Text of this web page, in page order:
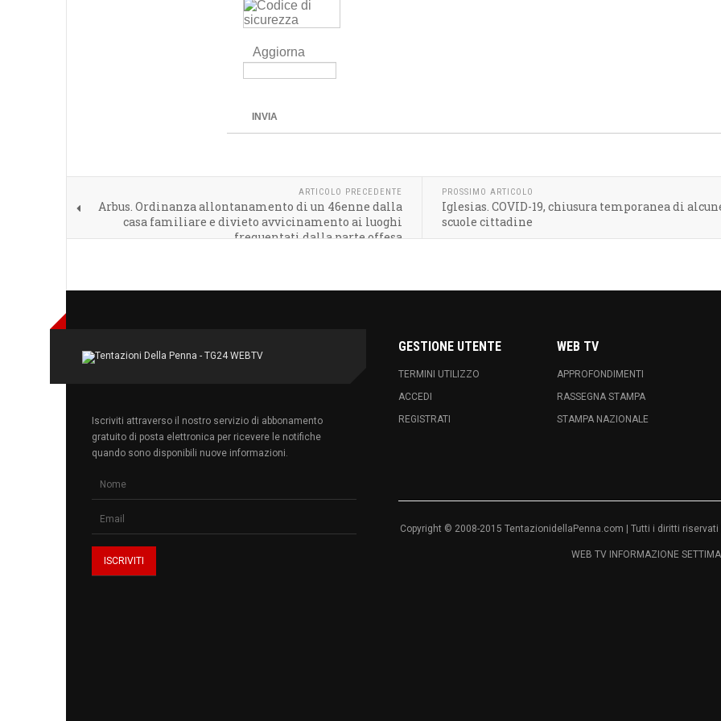
Aggiorna
INVIA
ARTICOLO PRECEDENTE
Arbus. Ordinanza allontanamento di un 46enne dalla
casa familiare e divieto avvicinamento ai luoghi
frequentati dalla parte offesa
PROSSIMO ARTICOLO
Iglesias. COVID-19, chiusura temporanea di
scuole cittadine
Iscriviti attraverso il nostro servizio di abbonamento
gratuito di posta elettronica per ricevere le notifiche
quando sono disponibili nuove informazioni.
GESTIONE UTENTE
TERMINI UTILIZZO
ACCEDI
REGISTRATI
WEB TV
APPROFONDIMENTI
RASSEGNA STAMPA
STAMPA NAZIONALE
Copyright © 2008-2015 TentazionidellaPenna.com | Tutti i diritti riservati |
WEB TV INFORMAZIONE